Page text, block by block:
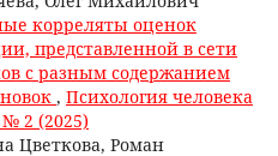
корреляты оценок
представленной в сети
с разным содержанием
, Психология человека
2 (2025)
Цветкова, Роман